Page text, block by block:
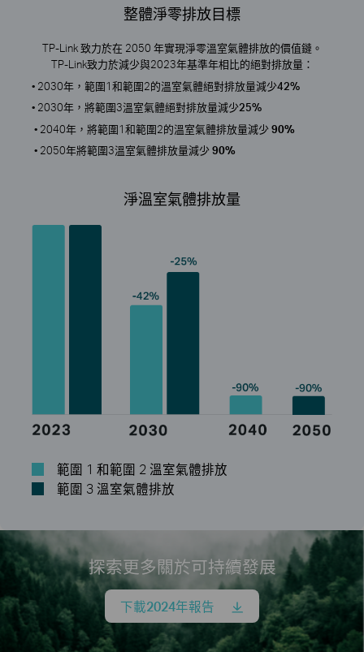
整體淨零排放目標
TP-Link 致力於在 2050 年實現淨零溫室氣體排放的價值鏈。
TP-Link致力於減少與2023年基準年相比的絕對排放量：
• 2030年，範圍1和範圍2的溫室氣體絕對排放量減少42%
• 2030年，將範圍3溫室氣體絕對排放量減少25%
• 2040年，將範圍1和範圍2的溫室氣體排放量減少90%
• 2050年將範圍3溫室氣體排放量減少90%
淨溫室氣體排放量
範圍 1 和範圍 2 溫室氣體排放
範圍 3 溫室氣體排放
探索更多關於可持續發展
下載2024年報告